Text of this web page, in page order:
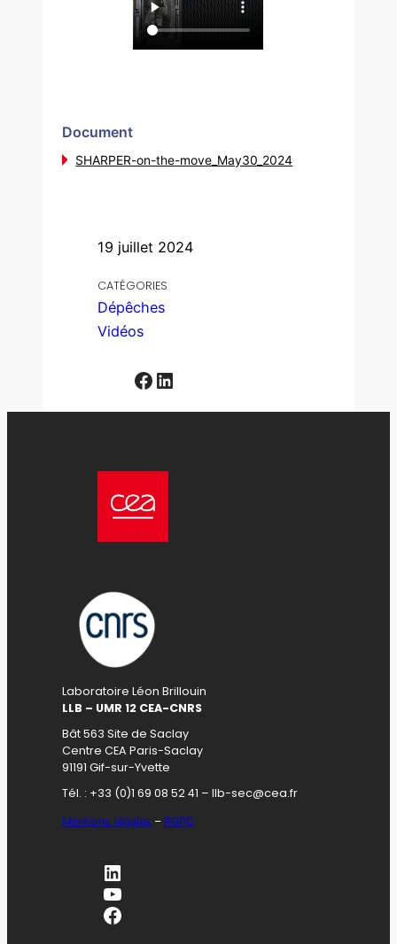
19 juillet 2024
CATÉGORIES
Dépêches
Vidéos
Facebook LinkedIn
Document
SHARPER-on-the-move_May30_2024
Laboratoire Léon Brillouin
LLB – UMR 12 CEA-CNRS
Bât 563 Site de Saclay
Centre CEA Paris-Saclay
91191 Gif-sur-Yvette
Tél. : +33 (0)1 69 08 52 41 – llb-sec@cea.fr
Mentions légales – RGPD
LinkedIn
YouTube
Facebook